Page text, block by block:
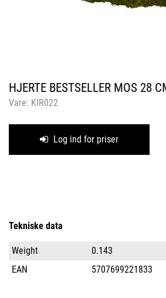
HJERTE BESTSELLER MOS 28
Vare: KIR022
Log ind for priser
Tekniske data
Weight
0.143
EAN
5707699221833